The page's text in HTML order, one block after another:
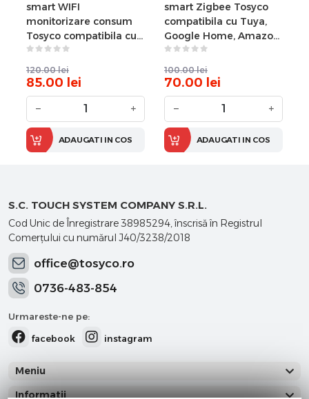
smart WIFI
monitorizare consum
Tosyco compatibila cu
Tuya, Google Home,
Amazon Alexa
120.00 lei
85.00 lei
− +
ADAUGATI IN COS
smart Zigbee Tosyco
compatibila cu Tuya,
Google Home, Amazon
Alexa
100.00 lei
70.00 lei
− +
ADAUGATI IN COS
S.C. TOUCH SYSTEM COMPANY S.R.L.
Cod Unic de Înregistrare 38985294, înscrisă în Registrul
Comerţului cu numărul J40/3238/2018
office@tosyco.ro
0736-483-854
Urmareste-ne pe:
facebook
instagram
Meniu
Informatii